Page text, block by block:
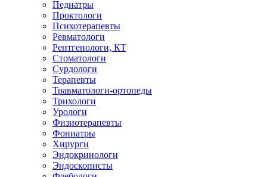
Педиатры
Проктологи
Психотерапевты
Ревматологи
Рентгенологи, КТ
Стоматологи
Сурдологи
Терапевты
Травматологи-ортопеды
Трихологи
Урологи
Физиотерапевты
Фониатры
Хирурги
Эндокринологи
Эндоскописты